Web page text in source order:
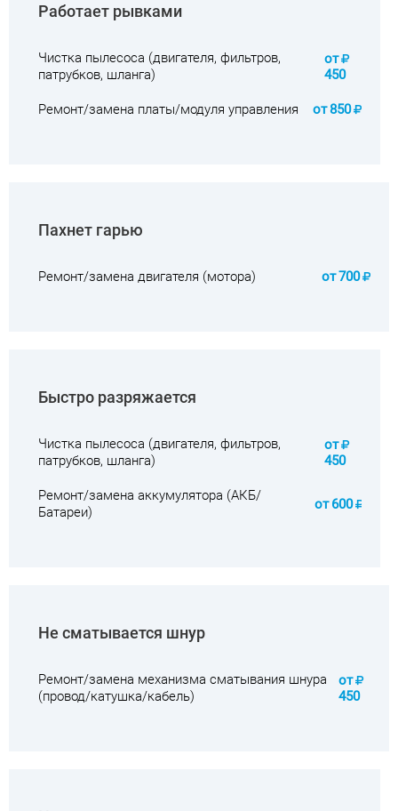
Работает рывками
Чистка пылесоса (двигателя, фильтров,
патрубков, шланга)
от
450
Ремонт/замена платы/модуля управления от850
Пахнет гарью
Ремонт/замена двигателя (мотора) от700
Быстро разряжается
Чистка пылесоса (двигателя, фильтров,
патрубков, шланга)
от
450
Ремонт/замена аккумулятора (АКБ/
Батареи)
от 600
Не сматывается шнур
Ремонт/замена механизма сматывания шнура
(провод/катушка/кабель)
от
450